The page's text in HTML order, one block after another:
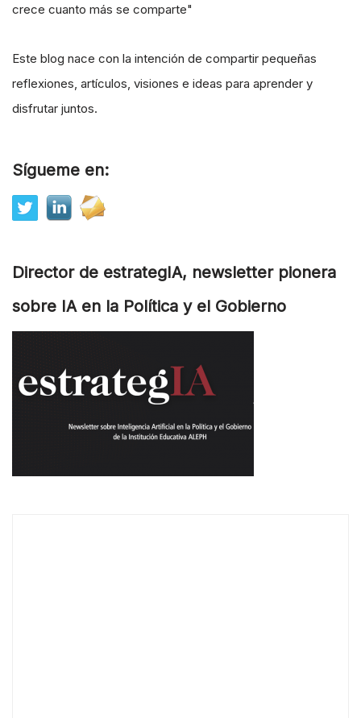
crece cuanto más se comparte"
Este blog nace con la intención de compartir pequeñas
reflexiones, artículos, visiones e ideas para aprender y
disfrutar juntos.
Sígueme en:
Director de estrategIA, newsletter pionera
sobre IA en la Política y el Gobierno